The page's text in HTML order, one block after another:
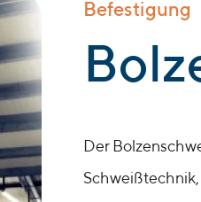
Befestigung
:
Der